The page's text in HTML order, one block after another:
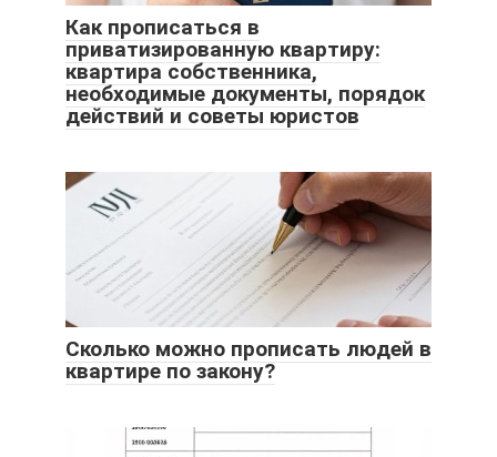
Как прописаться в
приватизированную квартиру:
квартира собственника,
необходимые документы, порядок
действий и советы юристов
Сколько можно прописать людей в
квартире по закону?